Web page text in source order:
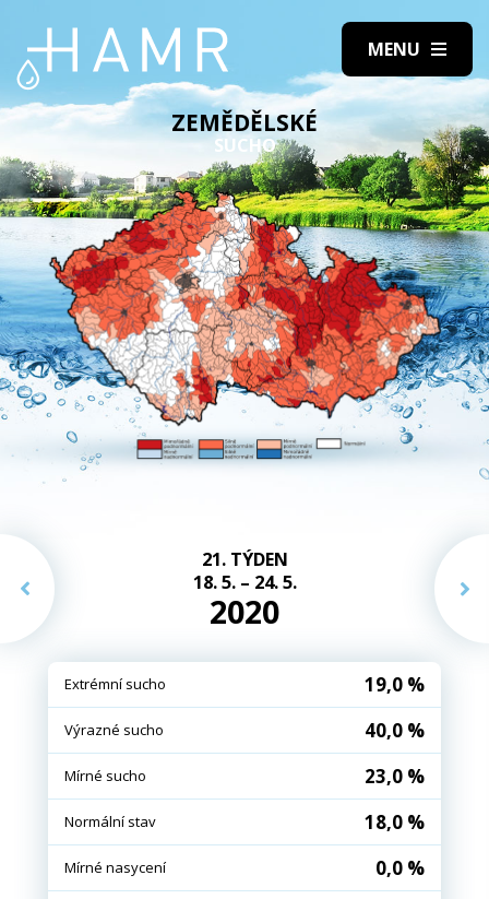
ZEMĚDĚLSKÉ
SUCHO
21. TÝDEN
18. 5. – 24. 5.
2020
Extrémní sucho 19,0 %
Výrazné sucho 40,0 %
Mírné sucho 23,0 %
Normální stav 18,0 %
Mírné nasycení 0,0 %